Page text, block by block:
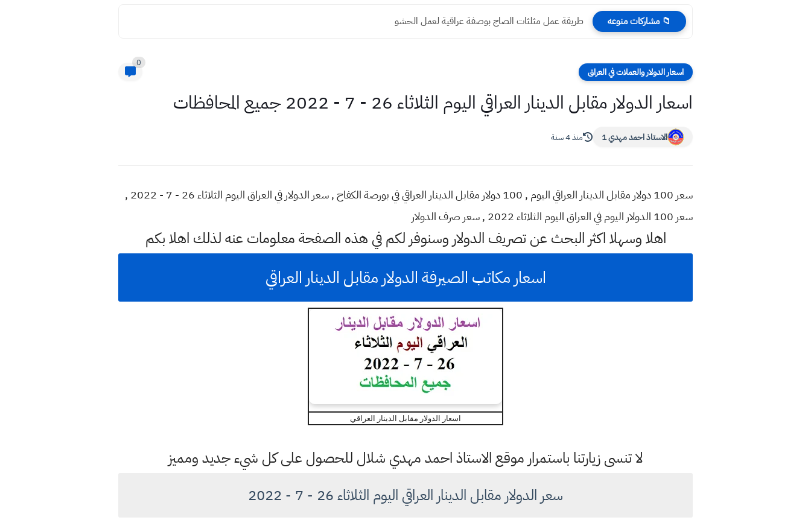
📁 مشاركات منوعه طريقة عمل مثلثات الصاج بوصفة عراقية لعمل الحشو
اسعار الدولار والعملات في العراق
0
اسعار الدولار مقابل الدينار العراقي اليوم الثلاثاء 26 - 7 - 2022 جميع المحافظات
الاستاذ احمد مهدي 1 منذ 4 سنة
سعر 100 دولار مقابل الدينار العراقي اليوم , 100 دولار مقابل الدينار العراقي في بورصة الكفاح , سعر الدولار في العراق اليوم الثلاثاء 26 - 7 - 2022 ,
سعر 100 الدولار اليوم في العراق اليوم الثلاثاء 2022 , سعر صرف الدولار
اهلا وسهلا اكثر البحث عن تصريف الدولار وسنوفر لكم في هذه الصفحة معلومات عنه لذلك اهلا بكم
اسعار مكاتب الصيرفة الدولار مقابل الدينار العراقي
اسعار الدولار مقابل الدينار العراقي
لا تنسى زيارتنا باستمرار موقع الاستاذ احمد مهدي شلال للحصول على كل شيء جديد ومميز
سعر الدولار مقابل الدينار العراقي اليوم الثلاثاء 26 - 7 - 2022